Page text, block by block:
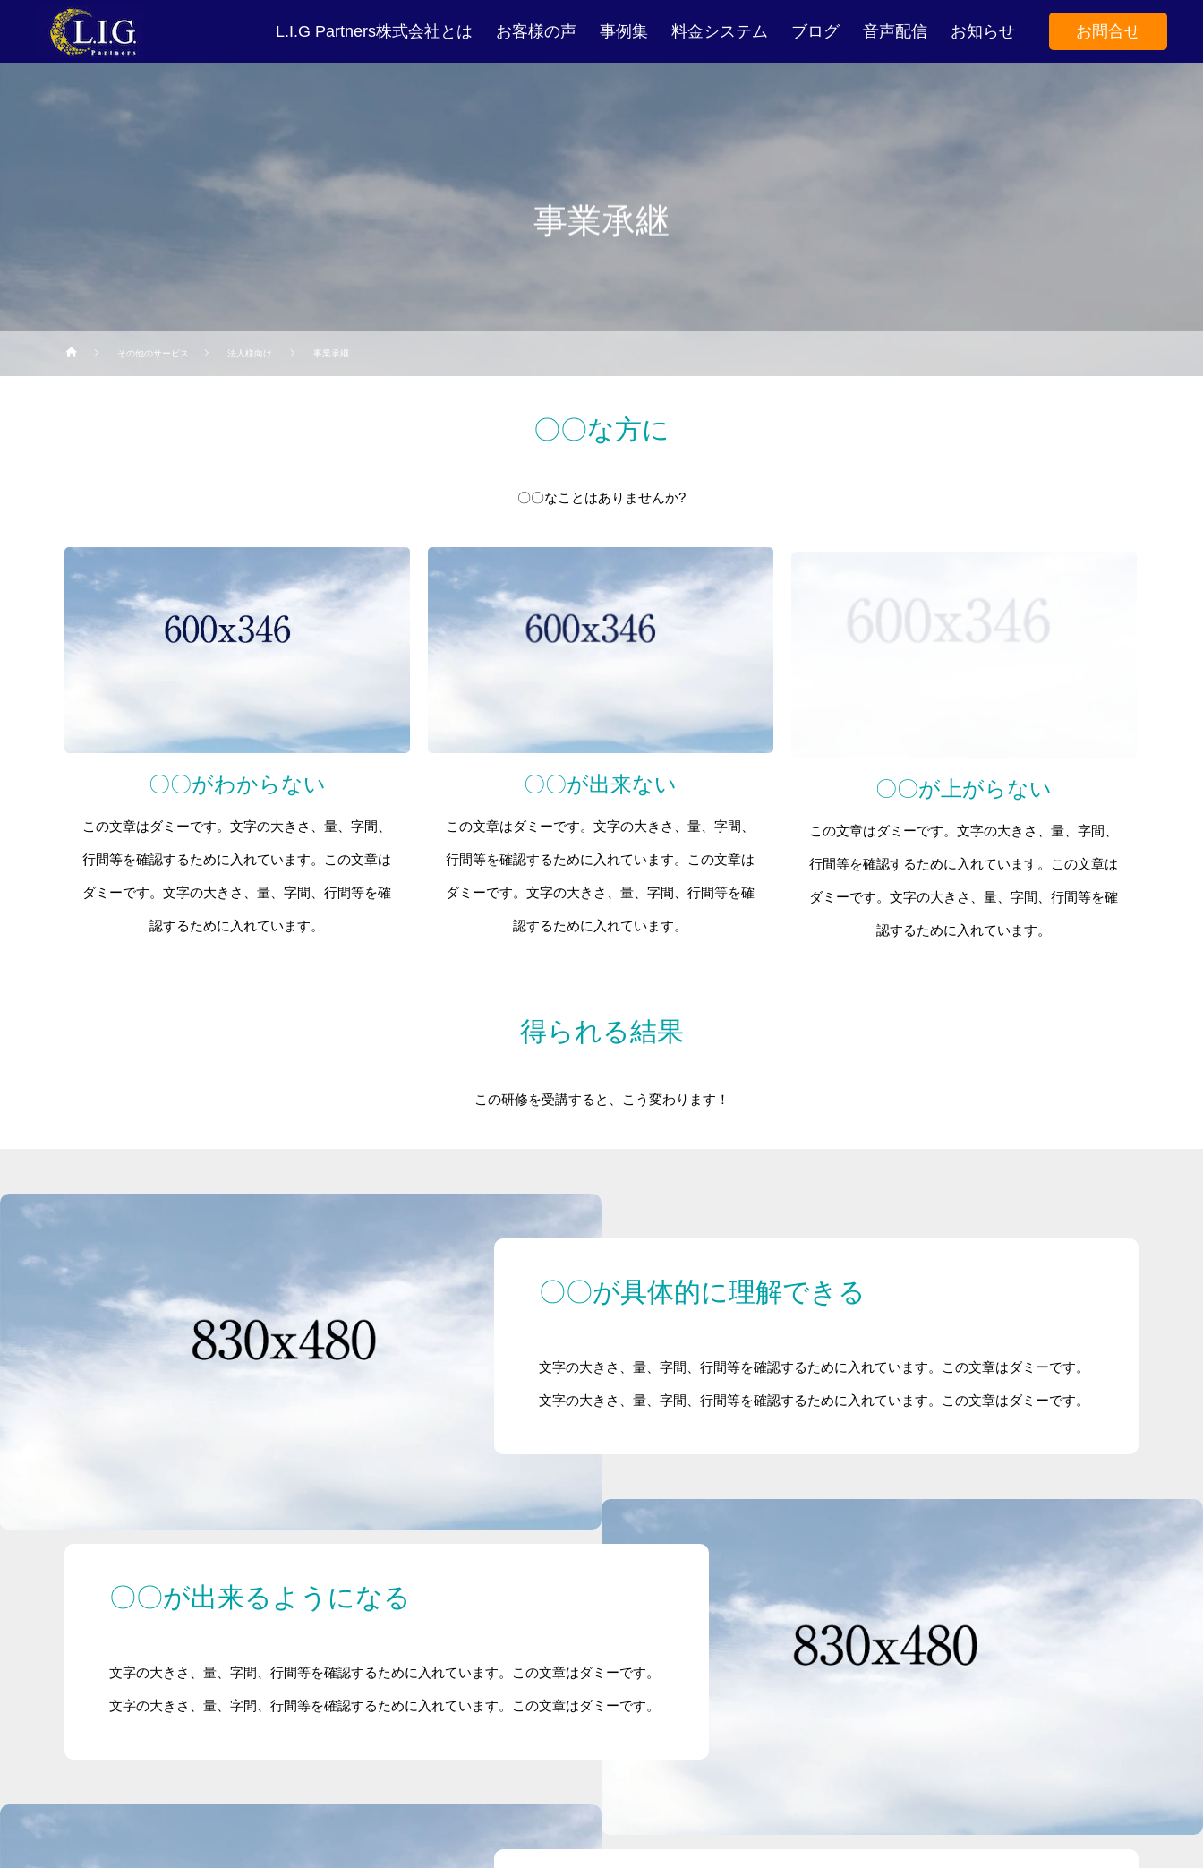
L.I.G Partners株式会社とは お客様の声 事例集 料金システム ブログ 音声配信 お知らせ お問合せ
事業承継
その他のサービス 法人様向け 事業承継
〇〇な方に
〇〇なことはありませんか?
〇〇がわからない
この文章はダミーです。文字の大きさ、量、字間、
行間等を確認するために入れています。この文章は
ダミーです。文字の大きさ、量、字間、行間等を確
認するために入れています。
〇〇が出来ない
この文章はダミーです。文字の大きさ、量、字間、
行間等を確認するために入れています。この文章は
ダミーです。文字の大きさ、量、字間、行間等を確
認するために入れています。
〇〇が上がらない
この文章はダミーです。文字の大きさ、量、字間、
行間等を確認するために入れています。この文章は
ダミーです。文字の大きさ、量、字間、行間等を確
認するために入れています。
得られる結果
この研修を受講すると、こう変わります！
〇〇が具体的に理解できる
文字の大きさ、量、字間、行間等を確認するために入れています。この文章はダミーです。
文字の大きさ、量、字間、行間等を確認するために入れています。この文章はダミーです。
〇〇が出来るようになる
文字の大きさ、量、字間、行間等を確認するために入れています。この文章はダミーです。
文字の大きさ、量、字間、行間等を確認するために入れています。この文章はダミーです。